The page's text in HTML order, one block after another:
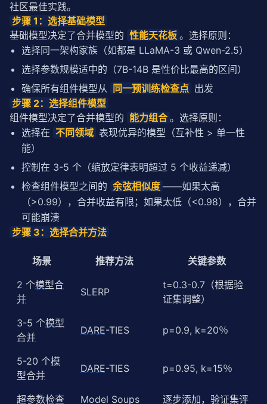
社区最佳实践。
步骤 1：选择基础模型
基础模型决定了合并模型的 性能天花板 。选择原则：
选择同一架构家族（如都是 LLaMA-3 或 Qwen-2.5）
选择参数规模适中的（7B-14B 是性价比最高的区间）
确保所有组件模型从
同一预训练检查点 出发
步骤 2：选择组件模型
组件模型决定了合并模型的 能力组合 。选择原则：
选择在 不同领域 表现优异的模型（互补性 > 单一性
能）
控制在 3-5 个（缩放定律表明超过 5 个收益递减）
检查组件模型之间的 余弦相似度 ——如果太高
（>0.99），合并收益有限；如果太低（<0.98），合并
可能崩溃
步骤 3：选择合并方法
场景 推荐方法
关键参数
2 个模型合
并
SLERP
t=0.3-0.7（根据验
证集调整）
3-5 个模型
合并
DARE-TIES p=0.9, k=20％
5-20 个模
型合并
DARE-TIES p=0.95, k=15％
超参数检查
Model Soups
逐步添加，验证集评